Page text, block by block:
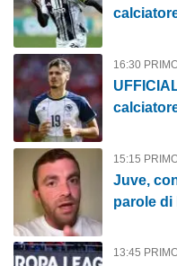
16:30
15:15
Juve,
parole di
13:45